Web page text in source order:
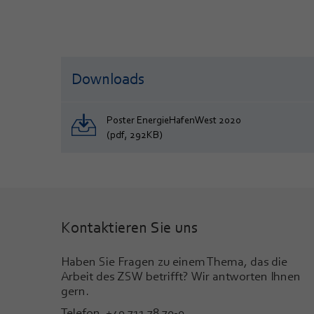
Downloads
Poster EnergieHafenWest 2020
(pdf, 292KB)
Kontaktieren Sie uns
Haben Sie Fragen zu einem Thema, das die
Arbeit des ZSW betrifft? Wir antworten Ihnen
gern.